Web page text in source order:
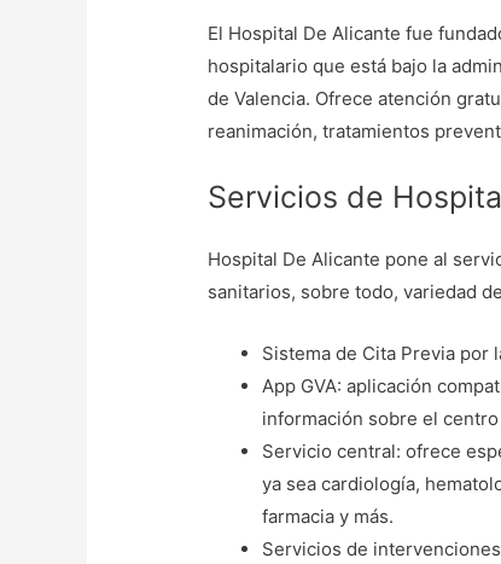
El Hospital De Alicante fue
hospitalario que está bajo la
de Valencia. Ofrece atención
reanimación, tratamientos
Servicios de
Hospital De Alicante pone al
sanitarios, sobre todo, variedad
Sistema de Cita Previa por
App GVA: aplicación
información sobre el
Servicio central: ofrece
ya sea cardiología,
farmacia y más.
Servicios de